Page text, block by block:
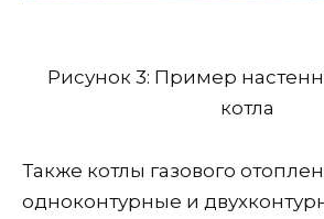
Рисунок 3: Пример
котла
Также котлы газового
одноконтурные и